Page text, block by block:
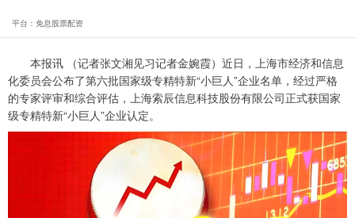
平台：免息股票配资
本报讯 （记者张文湘见习记者金婉霞）近日，上海市经济和信息
化委员会公布了第六批国家级专精特新“小巨人”企业名单，经过严格
的专家评审和综合评估，上海索辰信息科技股份有限公司正式获国家
级专精特新“小巨人”企业认定。